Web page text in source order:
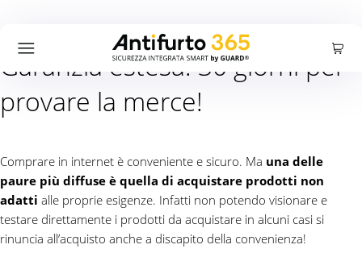
Cercare:
Ricerca
Offerte
Azienda
Garanzia estesa: 30 giorni per
provare la merce!
Comprare in internet è conveniente e sicuro. Ma una delle
paure più diffuse è quella di acquistare prodotti non
adatti alle proprie esigenze. Infatti non potendo visionare e
testare direttamente i prodotti da acquistare in alcuni casi si
rinuncia all’acquisto anche a discapito della convenienza!